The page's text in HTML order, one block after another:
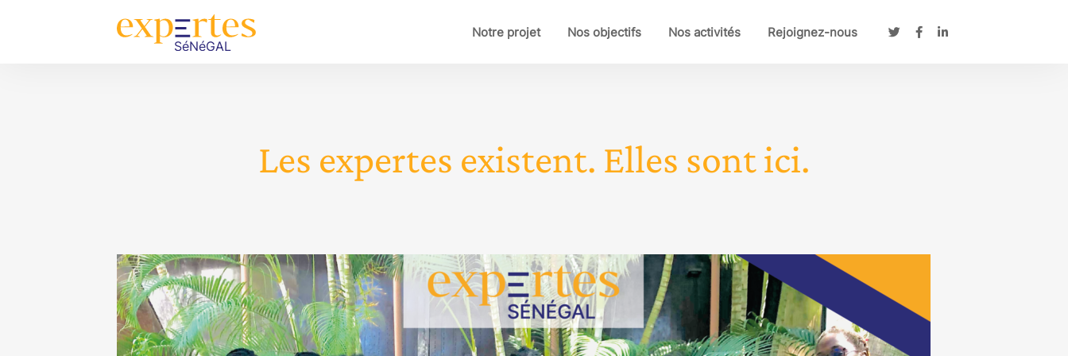
Notre projet Nos objectifs Nos activités Rejoignez-nous
Les expertes existent. Elles sont ici.